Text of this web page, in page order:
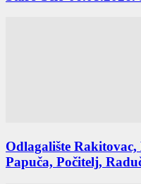
Odlagalište
Papuča, Počitelj,